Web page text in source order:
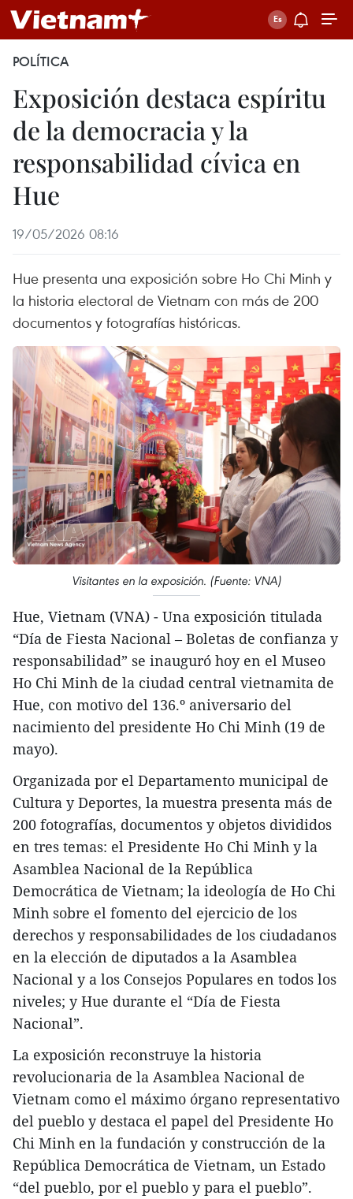
POLÍTICA
Exposición destaca espíritu
de la democracia y la
responsabilidad cívica en
Hue
19/05/2026 08:16
Hue presenta una exposición sobre Ho Chi Minh y
la historia electoral de Vietnam con más de 200
documentos y fotografías históricas.
Visitantes en la exposición. (Fuente: VNA)
Hue, Vietnam (VNA) - Una exposición titulada
“Día de Fiesta Nacional – Boletas de confianza y
responsabilidad” se inauguró hoy en el Museo
Ho Chi Minh de la ciudad central vietnamita de
Hue, con motivo del 136.º aniversario del
nacimiento del presidente Ho Chi Minh (19 de
mayo).
Organizada por el Departamento municipal de
Cultura y Deportes, la muestra presenta más de
200 fotografías, documentos y objetos divididos
en tres temas: el Presidente Ho Chi Minh y la
Asamblea Nacional de la República
Democrática de Vietnam; la ideología de Ho Chi
Minh sobre el fomento del ejercicio de los
derechos y responsabilidades de los ciudadanos
en la elección de diputados a la Asamblea
Nacional y a los Consejos Populares en todos los
niveles; y Hue durante el “Día de Fiesta
Nacional”.
La exposición reconstruye la historia
revolucionaria de la Asamblea Nacional de
Vietnam como el máximo órgano representativo
del pueblo y destaca el papel del Presidente Ho
Chi Minh en la fundación y construcción de la
República Democrática de Vietnam, un Estado
“del pueblo, por el pueblo y para el pueblo”.